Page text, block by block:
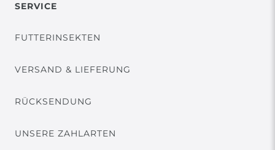
SERVICE
FUTTERINSEKTEN
VERSAND & LIEFERUNG
RÜCKSENDUNG
UNSERE ZAHLARTEN